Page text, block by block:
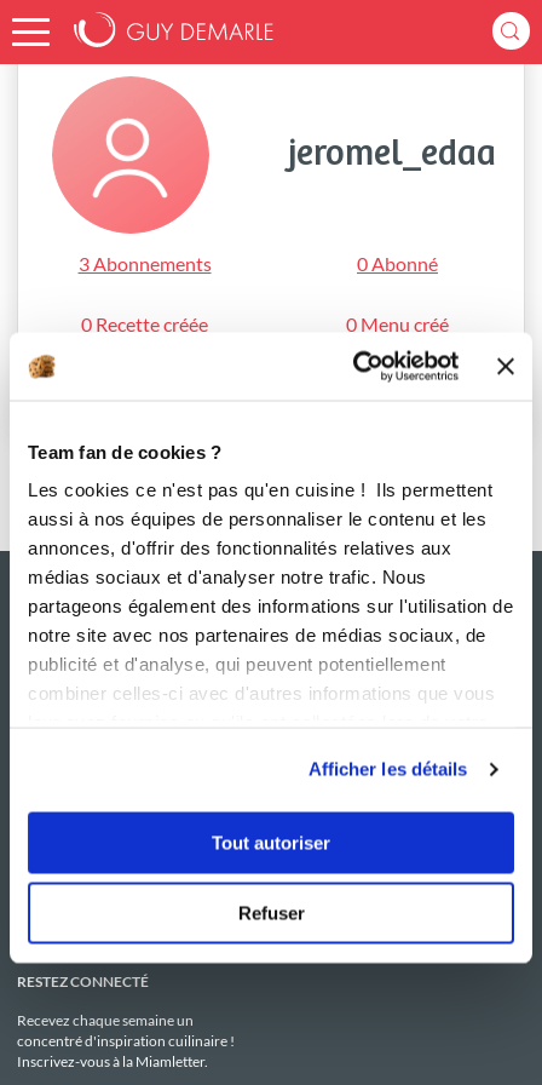
Team fan de cookies ?
Les cookies ce n'est pas qu'en cuisine ! Ils permettent
aussi à nos équipes de personnaliser le contenu et les
annonces, d'offrir des fonctionnalités relatives aux
médias sociaux et d'analyser notre trafic. Nous
partageons également des informations sur l'utilisation de
notre site avec nos partenaires de médias sociaux, de
publicité et d'analyse, qui peuvent potentiellement
combiner celles-ci avec d'autres informations que vous
Afficher les détails
Tout autoriser
Refuser
Accueil jeromel_edaa
jeromel_edaa
3 Abonnements 0 Abonné
0 Recette créée 0 Menu créé
Le Mag'
Boutique
C.G.U
Politique de confidentialité
Utilisation des Cookies
RESTEZ CONNECTÉ
Recevez chaque semaine un
concentré d'inspiration cuilinaire !
Inscrivez-vous à la Miamletter.